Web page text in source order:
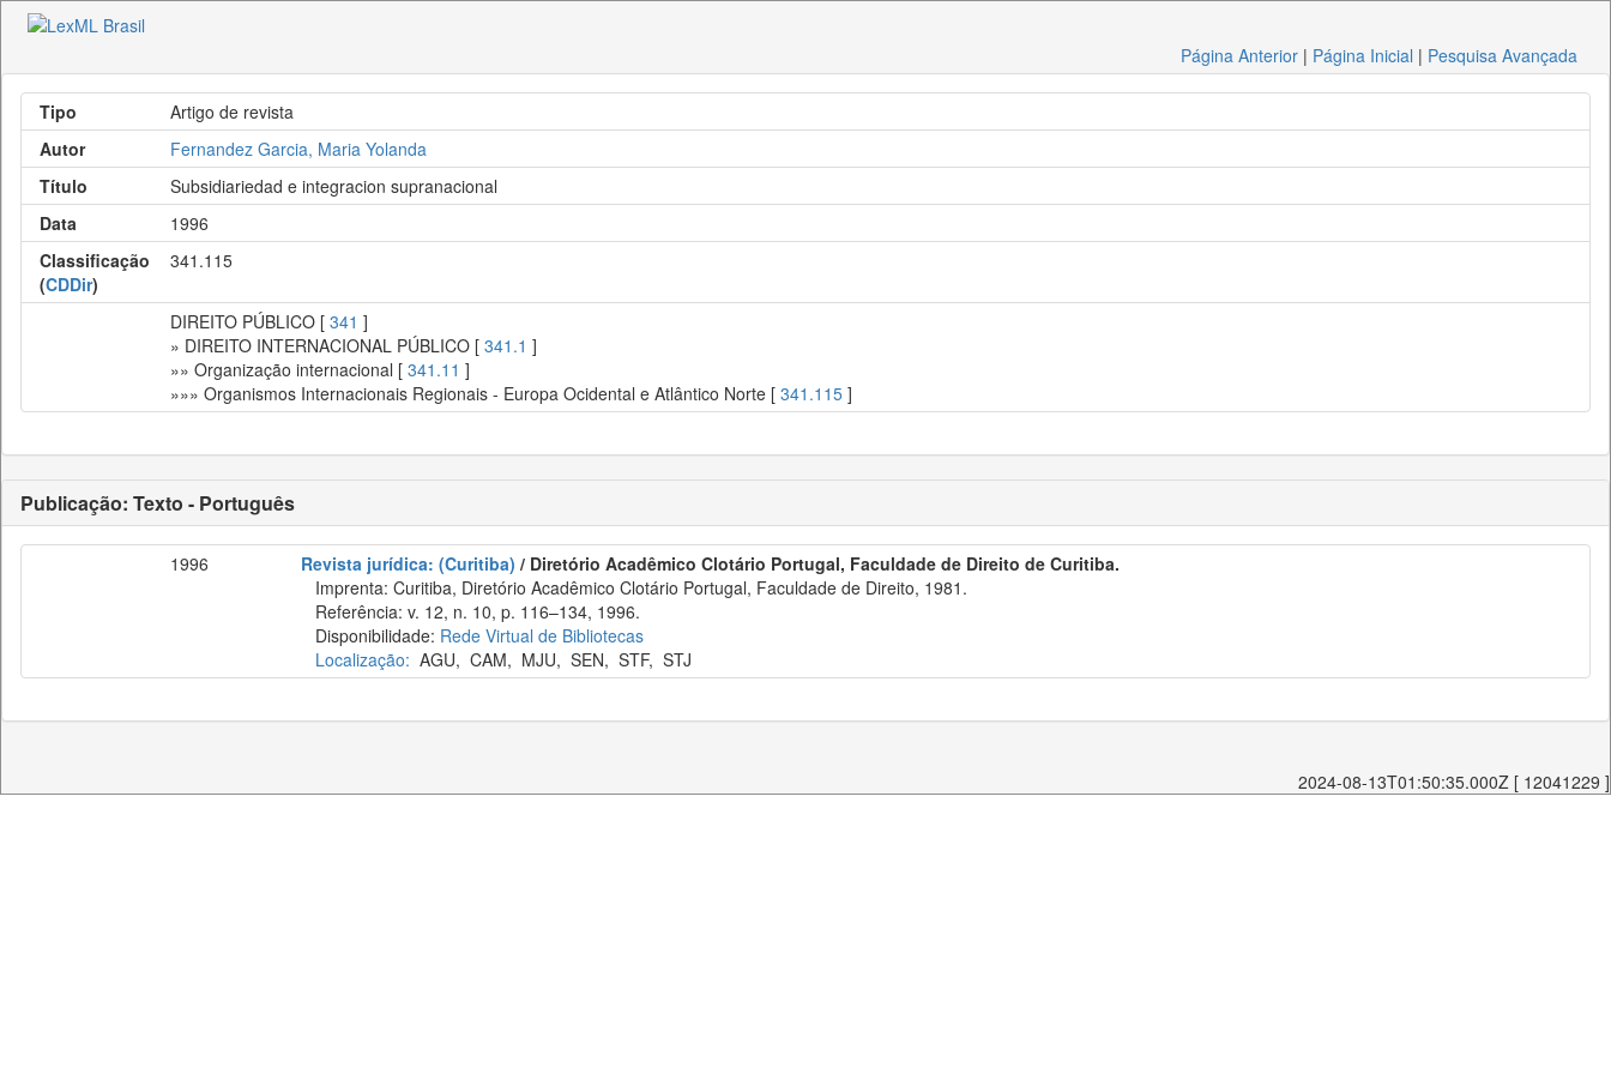
Página Anterior | Página Inicial | Pesquisa Avançada
Tipo
Artigo de revista
Autor
Fernandez Garcia, Maria Yolanda
Título
Subsidiariedad e integracion supranacional
Data
1996
Classificação
(CDDir)
341.115
DIREITO PÚBLICO [ 341 ]
» DIREITO INTERNACIONAL PÚBLICO [ 341.1 ]
»» Organização internacional [ 341.11 ]
»»» Organismos Internacionais Regionais - Europa Ocidental e Atlântico Norte [ 341.115 ]
Publicação: Texto - Português
1996 Revista jurídica: (Curitiba) / Diretório Acadêmico Clotário Portugal, Faculdade de Direito de Curitiba.
Imprenta: Curitiba, Diretório Acadêmico Clotário Portugal, Faculdade de Direito, 1981.
Referência: v. 12, n. 10, p. 116–134, 1996.
Disponibilidade: Rede Virtual de Bibliotecas
Localização: AGU, CAM, MJU, SEN, STF, STJ
2024-08-13T01:50:35.000Z [ 12041229 ]